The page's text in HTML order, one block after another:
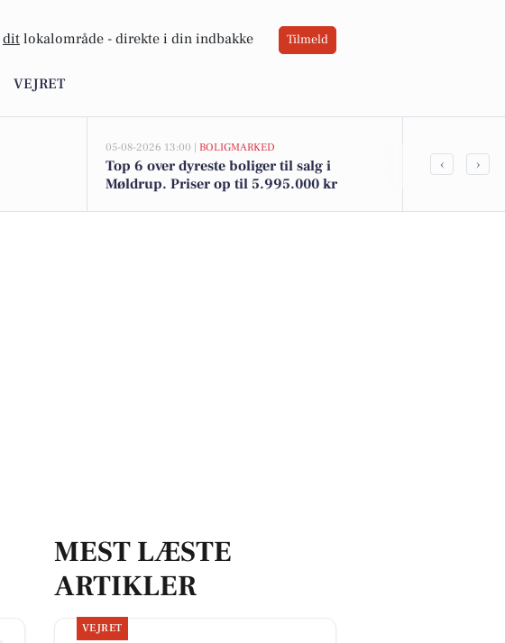
dit lokalområde - direkte i din indbakke Tilmeld
VEJRET
05-08-2026 13:00 | BOLIGMARKED
Top 6 over dyreste boliger til salg i
Møldrup. Priser op til 5.995.000 kr
Bliv en
‹ ›
MEST LÆSTE
ARTIKLER
VEJRET